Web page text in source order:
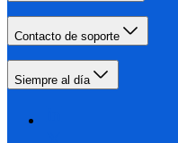
Contacto de soporte
Siempre al día